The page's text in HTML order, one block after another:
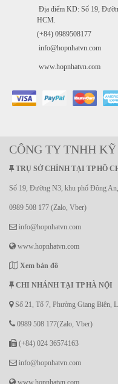
Địa điểm KD: Số 19,
HCM.
(+84) 0989508177
info@hopnhatvn.com
www.hopnhatvn.com
CÔNG TY TNHH
TRỤ SỞ CHÍNH TẠI TP HỒ
Số 19, Đường N3, khu phố Đông
0989 508 177 (Zalo, Vber)
info@hopnhatvn.com
www.hopnhatvn.com
Xem bản đồ
CHI NHÁNH TẠI TP HÀ NỘI
Số 21, Tổ 7, Phường Giang Biên,
0989 508 177(Zalo, Vber)
(+84) 024 36574163
info@hopnhatvn.com
www.hopnhatvn.com